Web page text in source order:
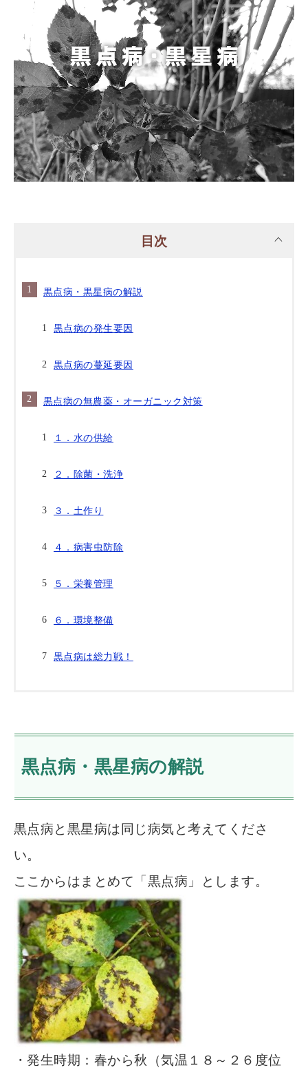
目次
黒点病・黒星病の解説
黒点病の発生要因
黒点病の蔓延要因
黒点病の無農薬・オーガニック対策
１．水の供給
２．除菌・洗浄
３．土作り
４．病害虫防除
５．栄養管理
６．環境整備
黒点病は総力戦！
黒点病・黒星病の解説
黒点病と黒星病は同じ病気と考えてくださ
い。
ここからはまとめて「黒点病」とします。
・発生時期：春から秋（気温１８～２６度位